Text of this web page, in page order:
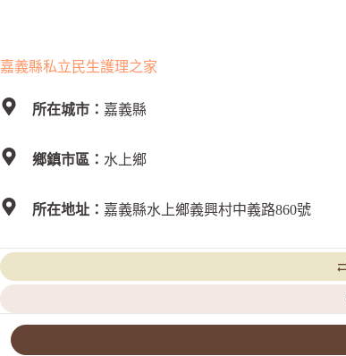
嘉義縣私立民生護理之家
所在城市： 嘉義縣
鄉鎮市區： 水上鄉
所在地址： 嘉義縣水上鄉義興村中義路860號